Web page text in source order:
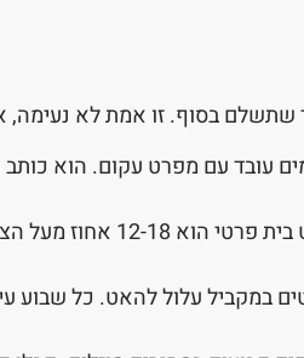
בסוף. זו אמת לא נעימה,
עובד עם מפרט עקום. הוא
שמנהל 3 פרויקטים במקביל עלול להאט. כל